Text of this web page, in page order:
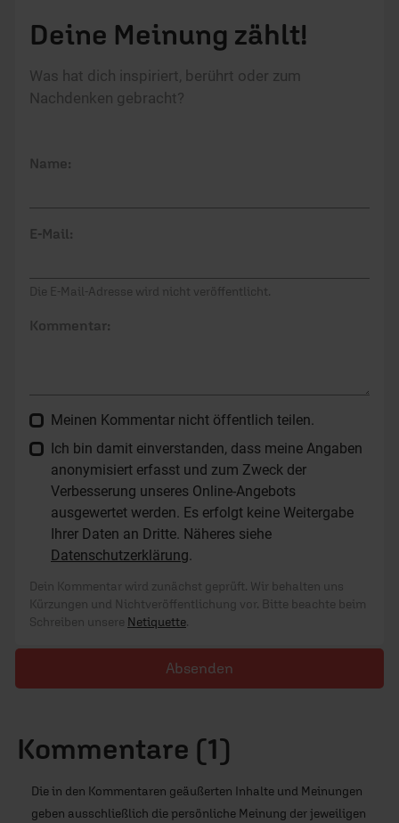
Deine Meinung zählt!
Was hat dich inspiriert, berührt oder zum
Nachdenken gebracht?
Name:
E-Mail:
Die E-Mail-Adresse wird nicht veröffentlicht.
Kommentar:
Meinen Kommentar nicht öffentlich teilen.
Ich bin damit einverstanden, dass meine Angaben
anonymisiert erfasst und zum Zweck der
Verbesserung unseres Online-Angebots
ausgewertet werden. Es erfolgt keine Weitergabe
Ihrer Daten an Dritte. Näheres siehe
Datenschutzerklärung.
Dein Kommentar wird zunächst geprüft. Wir behalten uns
Kürzungen und Nichtveröffentlichung vor. Bitte beachte beim
Schreiben unsere Netiquette.
Absenden
Kommentare (1)
Die in den Kommentaren geäußerten Inhalte und Meinungen
geben ausschließlich die persönliche Meinung der jeweiligen